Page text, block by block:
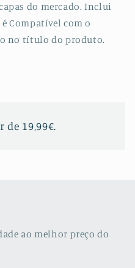
do mercado. Inclui
Compatível com o
no título do produto.
de 19,99€.
ao melhor preço do